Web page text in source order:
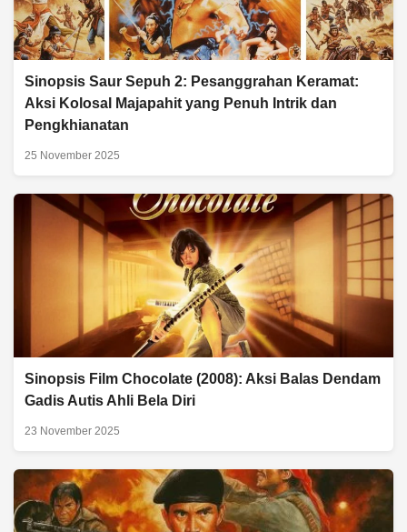
Sinopsis Saur Sepuh 2: Pesanggrahan Keramat:
Aksi Kolosal Majapahit yang Penuh Intrik dan
Pengkhianatan
25 November 2025
Sinopsis Film Chocolate (2008): Aksi Balas Dendam
Gadis Autis Ahli Bela Diri
23 November 2025